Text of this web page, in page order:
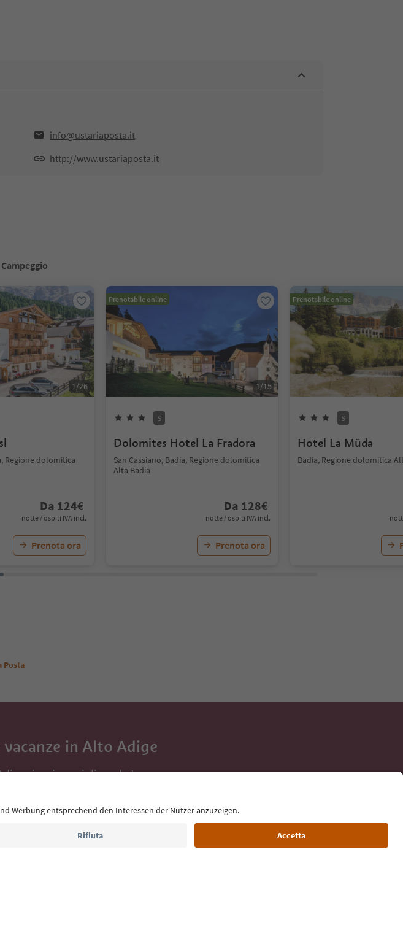
info@ustariaposta.it
http://www.ustariaposta.it
Campeggio
1/26
Regione dolomitica
Da 124€
notte / ospiti IVA incl.
Prenota ora
Prenotabile online
1/15
S
Dolomites Hotel La Fradora
San Cassiano, Badia, Regione dolomitica
Alta Badia
Da 128€
notte / ospiti IVA incl.
Prenota ora
Prenotabile online
S
Hotel La Müda
Badia, Regione dolomitica
Posta
in Alto Adige
ricevi consigli per le tue vacanze,